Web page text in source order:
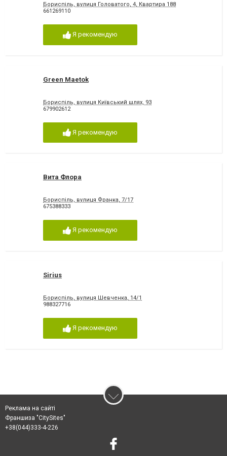
Бориспіль, вулиця Головатого, 4, Квартира 188
661269110
Я рекомендую
Green Maetok
Бориспіль, вулиця Київський шлях, 93
679902612
Я рекомендую
Вита Флора
Бориспіль, вулиця Франка, 7/17
675388333
Я рекомендую
Sirius
Бориспіль, вулиця Шевченка, 14/1
988327716
Я рекомендую
Реклама на сайті
Франшиза "CitySites"
+38(044)333-4-226